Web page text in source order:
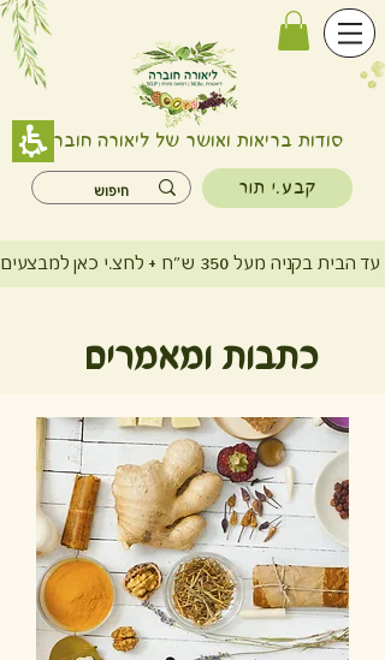
סודות בריאות ואושר של ליאורה חוברה
קבע.י תור
ש"ח + לחצ.י כאן למבצעים
כתבות ומאמרים